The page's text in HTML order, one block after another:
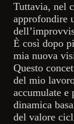
Tuttavia, nel
approfondire
È così dopo
mia nuova
Questo
del mio
accumulate e
dinamica
del valore